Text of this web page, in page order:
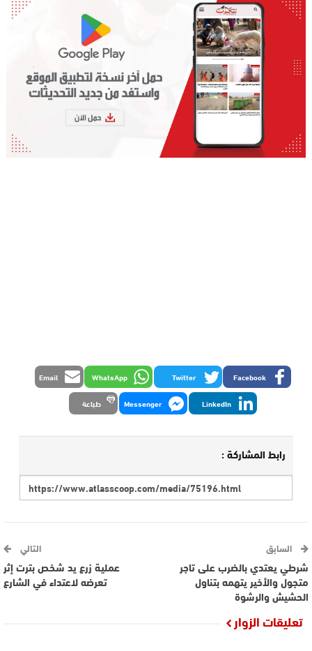
Facebook
Twitter
WhatsApp
Email
LinkedIn
Messenger طباعة
رابط المشاركة :
السابق
شرطي يعتدي بالضرب على تاجر
متجول والأخير يتهمه بتناول
الحشيش والرشوة
التالي
عملية زرع يد شخص بترت إثر
تعرضه لاعتداء في الشارع
تعليقات الزوار